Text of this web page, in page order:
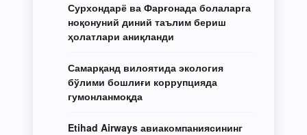
Сурхондарё ва Фарғонада болаларга
ноқонуний диний таълим бериш
ҳолатлари аниқланди
Самарқанд вилоятида экология
бўлими бошлиғи коррупцияда
гумонланмоқда
Etihad Airways авиакомпаниясининг